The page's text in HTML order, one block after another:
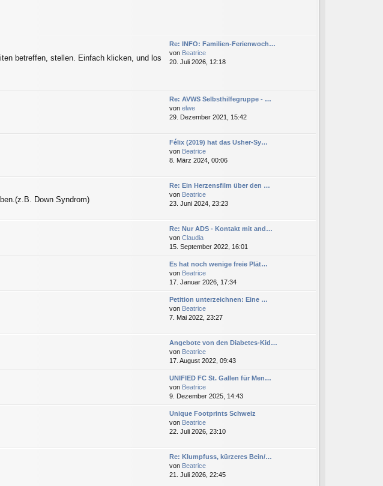
B
a
betreffen, stellen. Einfach klicken, und los
Re: INFO: Familien-Ferienwoch…
von Beatrice
e
t
r
e
i
r
g
20. Juli 2026, 12:18
Re: AVWS Selbsthilfegruppe - …
von elwe
e
e
s
t
e
B
e
t
g
29. Dezember 2021, 15:42
Félix (2019) hat das Usher-Sy…
von Beatrice
e
e
s
e
B
e
t
a
8. März 2024, 00:06
Down Syndrom)
Re: Ein Herzensfilm über den …
von Beatrice
e
e
s
e
r
B
i
t
r
g
23. Juni 2024, 23:23
Re: Nur ADS - Kontakt mit and…
von Claudia
e
u
e
s
t
e
r
B
e
t
r
a
g
15. September 2022, 16:01
Es hat noch wenige freie Plät…
von Beatrice
e
u
e
t
r
B
i
t
r
g
17. Januar 2026, 17:34
Petition unterzeichnen: Eine …
von Beatrice
e
e
s
e
r
B
t
r
g
7. Mai 2022, 23:27
Angebote von den Diabetes-Kid…
von Beatrice
e
u
e
e
r
e
t
r
g
17. August 2022, 09:43
UNIFIED FC St. Gallen für Men…
von Beatrice
e
u
e
r
B
9. Dezember 2025, 14:43
Unique Footprints Schweiz
von Beatrice
e
e
s
e
22. Juli 2026, 23:10
Re: Klumpfuss, kürzeres Bein/…
von Beatrice
e
21. Juli 2026, 22:45